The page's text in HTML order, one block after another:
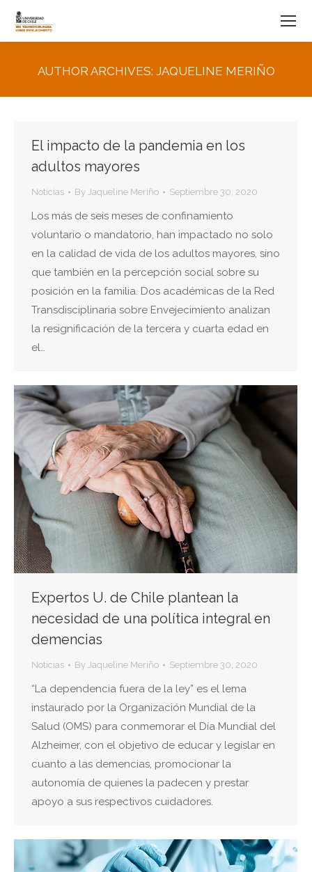
AUTHOR ARCHIVES: JAQUELINE MERIÑO
El impacto de la pandemia en los
adultos mayores
Noticias By Jaqueline Meriño Septiembre 30, 2020
Los más de seis meses de confinamiento
voluntario o mandatorio, han impactado no solo
en la calidad de vida de los adultos mayores, sino
que también en la percepción social sobre su
posición en la familia. Dos académicas de la Red
Transdisciplinaria sobre Envejecimiento analizan
la resignificación de la tercera y cuarta edad en
el…
Expertos U. de Chile plantean la
necesidad de una política integral en
demencias
Noticias By Jaqueline Meriño Septiembre 30, 2020
“La dependencia fuera de la ley” es el lema
instaurado por la Organización Mundial de la
Salud (OMS) para conmemorar el Día Mundial del
Alzheimer, con el objetivo de educar y legislar en
cuanto a las demencias, promocionar la
autonomía de quienes la padecen y prestar
apoyo a sus respectivos cuidadores.